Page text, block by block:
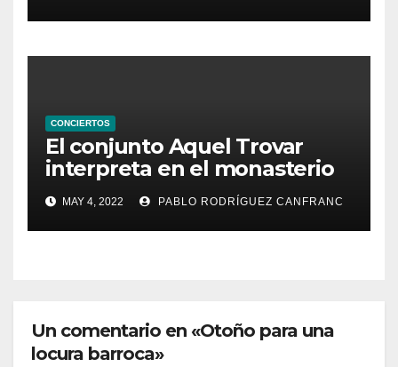
CONCIERTOS
El conjunto Aquel Trovar
interpreta en el monasterio
de Santa María de la
Valldigna las cantigas de
Alfonso X el Sabio
MAY 4, 2022 PABLO RODRÍGUEZ CANFRANC
Un comentario en «Otoño para una
locura barroca»